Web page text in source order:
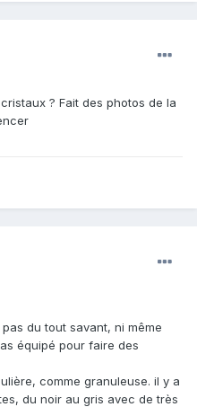
? Fait des photos de la
du tout savant, ni même
équipé pour faire des
comme granuleuse. il y a
du noir au gris avec de très